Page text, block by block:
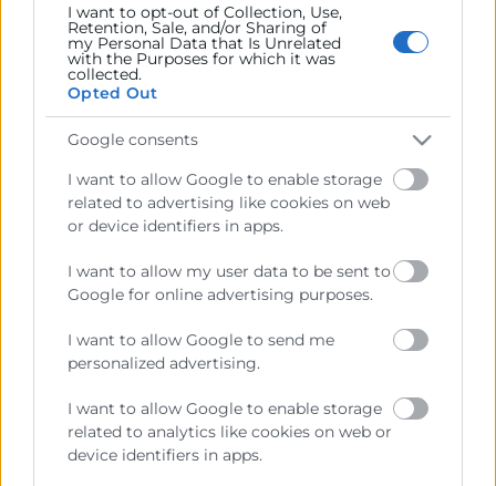
I want to opt-out of Collection, Use,
Retention, Sale, and/or Sharing of
my Personal Data that Is Unrelated
with the Purposes for which it was
collected.
Opted Out
Google consents
I want to allow Google to enable storage
related to advertising like cookies on web
or device identifiers in apps.
I want to allow my user data to be sent to
Google for online advertising purposes.
I want to allow Google to send me
personalized advertising.
I want to allow Google to enable storage
related to analytics like cookies on web or
device identifiers in apps.
Contacto
Recursos
Sobre la Cámara
Transparencia
Enlaces de Interés
Fondos Estructurales
Canal de Denuncia